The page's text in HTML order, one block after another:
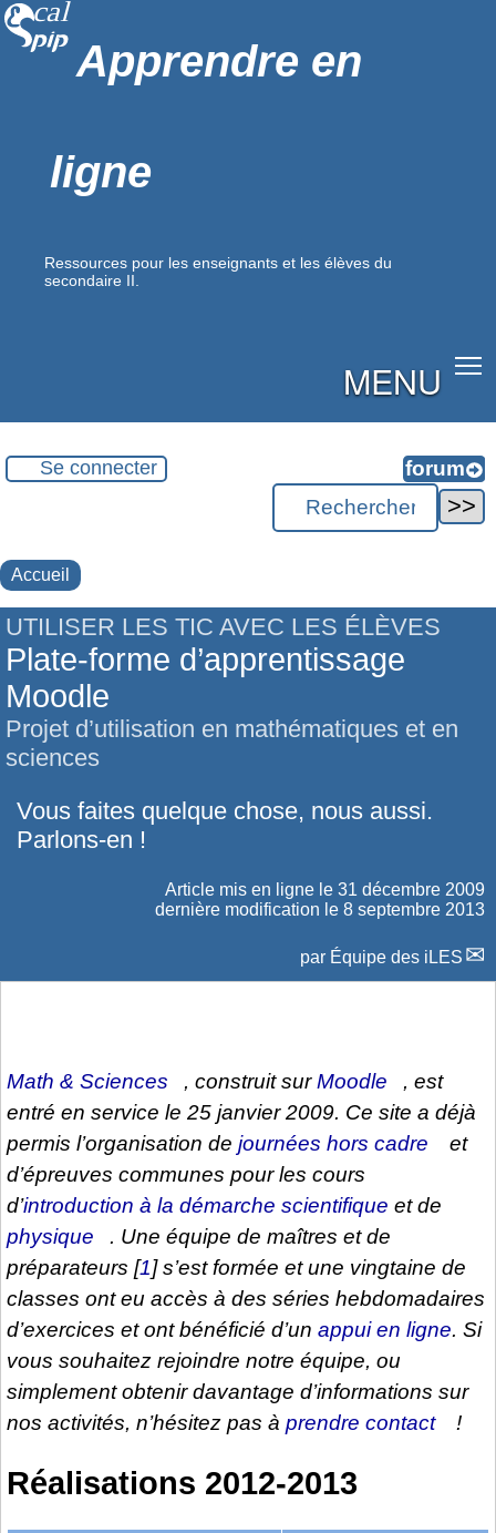
Apprendre en
ligne
Ressources pour les enseignants et les élèves du
secondaire II.
MENU
Se connecter
Accueil
UTILISER LES TIC AVEC LES ÉLÈVES
Plate-forme d’apprentissage
Moodle
Projet d’utilisation en mathématiques et en
sciences
Vous faites quelque chose, nous aussi.
Parlons-en !
Article mis en ligne le 31 décembre 2009
dernière modification le 8 septembre 2013
par Équipe des iLES
Math & Sciences , construit surMoodle
, est
entré en service le 25 janvier 2009. Ce site a déjà
permis l’organisation de journées hors cadre
et
d’épreuves communes pour les cours
d’introduction à la démarche scientifique et de
physique
. Une équipe de maîtres et de
préparateurs [1]s’est formée et une vingtaine de
classes ont eu accès à des séries hebdomadaires
d’exercices et ont bénéficié d’un appui en ligne. Si
vous souhaitez rejoindre notre équipe, ou
simplement obtenir davantage d’informations sur
nos activités, n’hésitez pas à prendre contact !
Réalisations 2012-2013